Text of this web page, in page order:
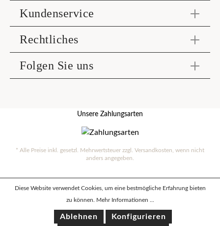
Kundenservice
Rechtliches
Folgen Sie uns
Unsere Zahlungsarten
* Alle Preise inkl. gesetzl. Mehrwertsteuer zzgl. Versandkosten , wenn nicht
anders angegeben.
Diese Website verwendet Cookies, um eine bestmögliche Erfahrung bieten
zu können.
Mehr Informationen ...
Ablehnen Konfigurieren